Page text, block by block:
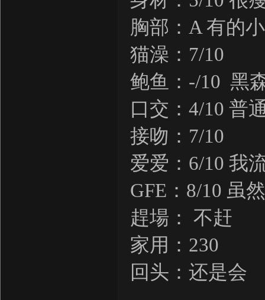
胸部：A 有的小
猫澡：7/10
鲍鱼：-/10 黑
口交：4/10 普
接吻：7/10
爱爱：6/10 我
GFE：8/10 虽
趕場： 不赶
家用：230
回头：还是会